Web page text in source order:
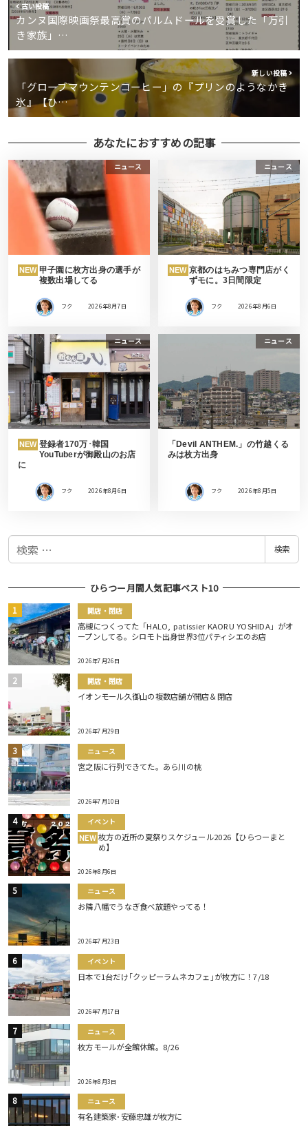
古い投稿
カンヌ国際映画祭最高賞のパルムドールを受賞した「万引
き家族」…
新しい投稿
「グローブマウンテンコーヒー」の『プリンのようなかき
氷』【ひ…
あなたにおすすめの記事
ニュース
NEW 甲子園に枚方出身の選手が
複数出場してる
フク 2026年8月7日
ニュース
NEW 京都のはちみつ専門店がく
ずモに。3日間限定
フク 2026年8月6日
ニュース
NEW 登録者170万･韓国
YouTuberが御殿山のお店
に
フク 2026年8月6日
ニュース
「Devil ANTHEM.」の竹越くる
みは枚方出身
フク 2026年8月5日
検
検索
ひらつー月間人気記事ベスト10
開店・閉店
高槻につくってた「HALO, patissier KAORU YOSHIDA」がオ
ープンしてる。シロモト出身世界3位パティシエのお店
2026年7月26日
開店・閉店
イオンモール久御山の複数店舗が開店＆閉店
2026年7月29日
ニュース
宮之阪に行列できてた。あら川の桃
2026年7月10日
イベント
NEW 枚方の近所の夏祭りスケジュール2026【ひらつーまと
め】
2026年8月6日
ニュース
お隣八幡でうなぎ食べ放題やってる！
2026年7月23日
イベント
日本で1台だけ｢クッピーラムネカフェ｣が枚方に！7/18
2026年7月17日
ニュース
枚方モールが全館休館。8/26
2026年8月3日
ニュース
有名建築家･安藤忠雄が枚方に